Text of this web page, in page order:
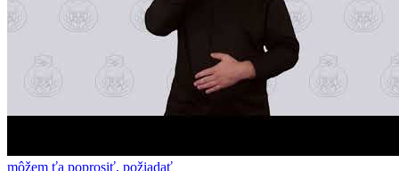
môžem ťa poprosiť, požiadať